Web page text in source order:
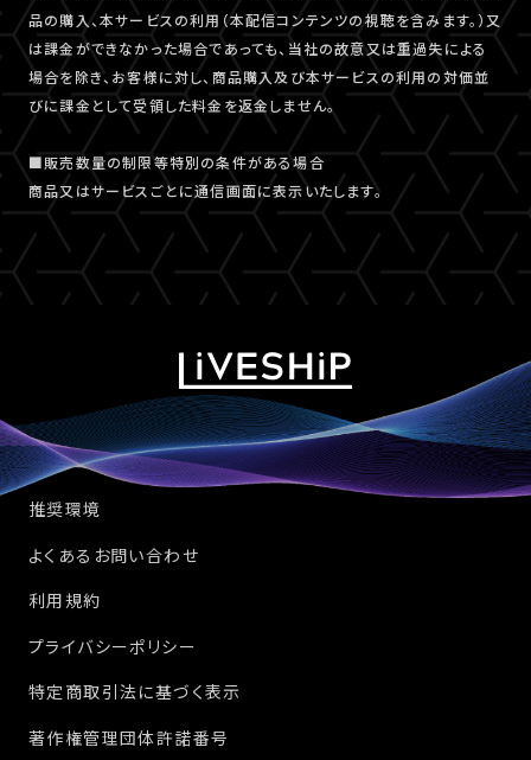
品の購入、本サービスの利用（本配信コンテンツの視聴を含みます。）又
は課金ができなかった場合であっても、当社の故意又は重過失による
場合を除き、お客様に対し、商品購入及び本サービスの利用の対価並
びに課金として受領した料金を返金しません。
■販売数量の制限等特別の条件がある場合
商品又はサービスごとに通信画面に表示いたします。
推奨環境
よくあるお問い合わせ
利用規約
プライバシーポリシー
特定商取引法に基づく表示
著作権管理団体許諾番号